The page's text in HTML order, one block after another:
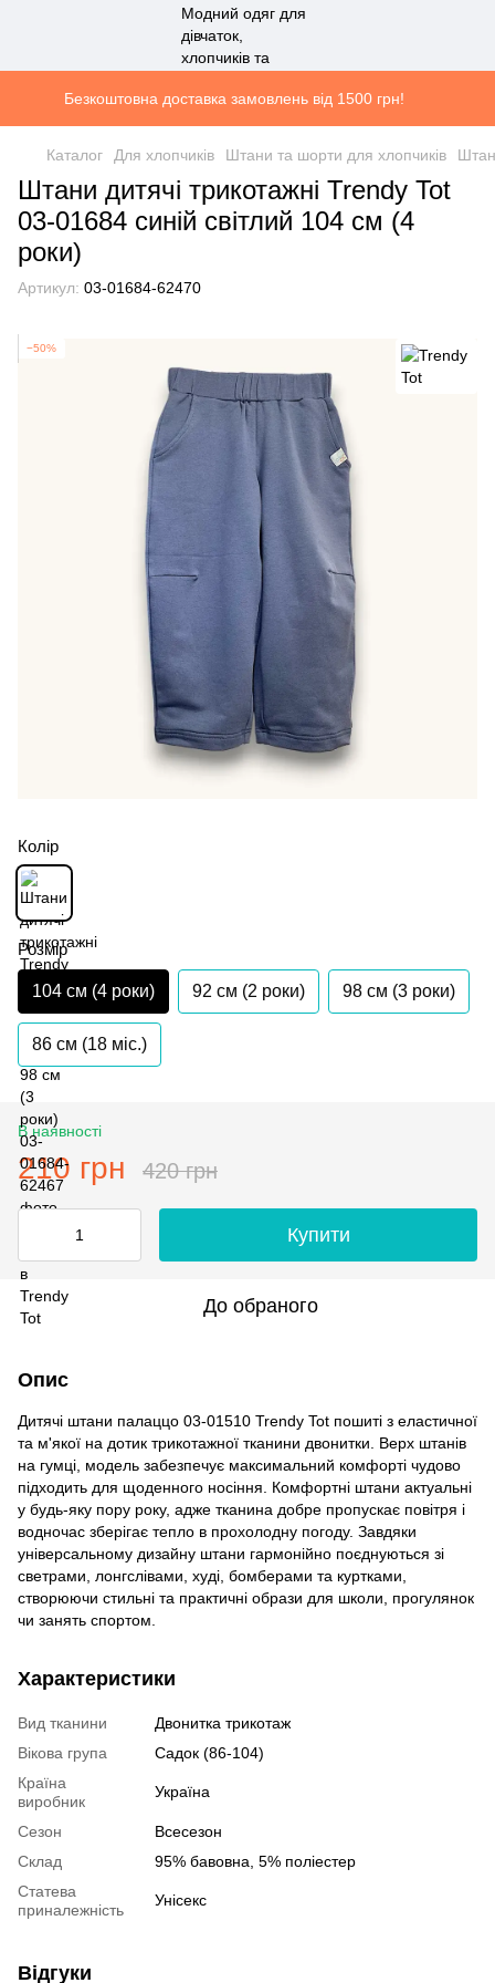
Безкоштовна доставка замовлень від 1500 грн!
Каталог Для хлопчиків Штани та шорти для хлопчиків
Штани дитячі трикотажні Trendy Tot
03-01684 синій світлий 104 см (4
роки)
Артикул: 03-01684-62470
−50%
Колір
Розмір
104 см (4 роки) 92 см (2 роки) 98 см (3 роки)
86 см (18 мiс.)
В наявності
210 грн 420 грн
Купити
До обраного
Опис
Дитячі штани палаццо 03-01510 Trendy Tot пошиті з еластичної
та м'якої на дотик трикотажної тканини двонитки. Верх штанів
на гумці, модель забезпечує максимальний комфорті чудово
підходить для щоденного носіння. Комфортні штани актуальні
у будь-яку пору року, адже тканина добре пропускає повітря і
водночас зберігає тепло в прохолодну погоду. Завдяки
універсальному дизайну штани гармонійно поєднуються зі
светрами, лонгслівами, худі, бомберами та куртками,
створюючи стильні та практичні образи для школи, прогулянок
чи занять спортом.
Характеристики
Вид тканини
Двонитка трикотаж
Вікова група
Садок (86-104)
Країна
виробник
Україна
Сезон
Всесезон
Склад
95% бавовна, 5% поліестер
Статева
приналежність
Унісекс
Відгуки